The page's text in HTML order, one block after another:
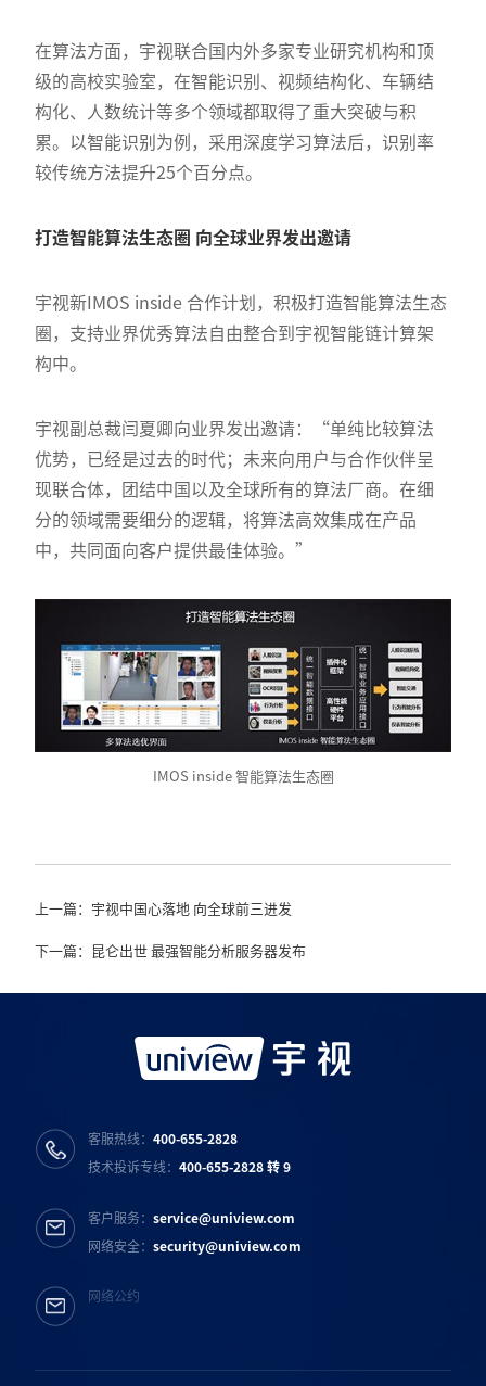
在算法方面，宇视联合国内外多家专业研究机构和顶
级的高校实验室，在智能识别、视频结构化、车辆结
构化、人数统计等多个领域都取得了重大突破与积
累。以智能识别为例，采用深度学习算法后，识别率
较传统方法提升25个百分点。
打造智能算法生态圈 向全球业界发出邀请
宇视新IMOS inside 合作计划，积极打造智能算法生态
圈，支持业界优秀算法自由整合到宇视智能链计算架
构中。
宇视副总裁闫夏卿向业界发出邀请：“单纯比较算法
优势，已经是过去的时代；未来向用户与合作伙伴呈
现联合体，团结中国以及全球所有的算法厂商。在细
分的领域需要细分的逻辑，将算法高效集成在产品
中，共同面向客户提供最佳体验。”
IMOS inside 智能算法生态圈
上一篇：宇视中国心落地 向全球前三进发
下一篇：昆仑出世 最强智能分析服务器发布
客服热线：400-655-2828
技术投诉专线：400-655-2828 转 9
客户服务：service@uniview.com
网络安全：security@uniview.com
网络公约